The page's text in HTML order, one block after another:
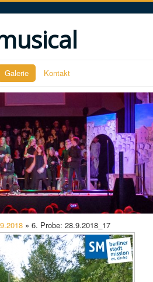
Galerie Kontakt
» 6. Probe: 28.9.2018_17